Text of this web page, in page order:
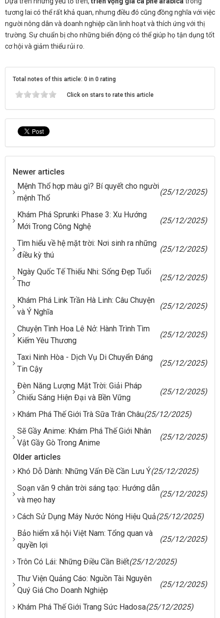
tương lai có thể rất khả quan, nhưng điều đó cũng đồng nghĩa với việc
người nông dân và doanh nghiệp cần linh hoạt và thích ứng với thị
trường. Sự chuẩn bị cho những biến động có thể giúp họ tận dụng tốt
cơ hội và giảm thiểu rủi ro.
Total notes of this article: 0 in 0 rating
Click on stars to rate this article
Newer articles
Mệnh Thổ hợp màu gì? Bí quyết cho người
mệnh Thổ
(25/12/2025)
Khám Phá Sprunki Phase 3: Xu Hướng
Mới Trong Công Nghệ
(25/12/2025)
Tìm hiểu về hệ mặt trời: Nơi sinh ra những
điều kỳ thú
(25/12/2025)
Ngày Quốc Tế Thiếu Nhi: Sống Đẹp Tuổi
Thơ
(25/12/2025)
Khám Phá Link Trần Hà Linh: Câu Chuyện
và Ý Nghĩa
(25/12/2025)
Chuyện Tình Hoa Lê Nở: Hành Trình Tìm
Kiếm Yêu Thương
(25/12/2025)
Taxi Ninh Hòa - Dịch Vụ Di Chuyển Đáng
Tin Cậy
(25/12/2025)
Đèn Năng Lượng Mặt Trời: Giải Pháp
Chiếu Sáng Hiện Đại và Bền Vững
(25/12/2025)
Khám Phá Thế Giới Trà Sữa Trân Châu(25/12/2025)
Sẽ Gầy Anime: Khám Phá Thế Giới Nhân
Vật Gầy Gò Trong Anime
(25/12/2025)
Older articles
Khó Dỗ Dành: Những Vấn Đề Cần Lưu Ý(25/12/2025)
Soạn văn 9 chân trời sáng tạo: Hướng dẫn
và mẹo hay
(25/12/2025)
Cách Sử Dụng Máy Nước Nóng Hiệu Quả(25/12/2025)
Bảo hiểm xã hội Việt Nam: Tổng quan và
quyền lợi
(25/12/2025)
Trôn Có Lái: Những Điều Cần Biết(25/12/2025)
Thư Viện Quảng Cáo: Nguồn Tài Nguyên
Quý Giá Cho Doanh Nghiệp
(25/12/2025)
Khám Phá Thế Giới Trang Sức Hadosa(25/12/2025)